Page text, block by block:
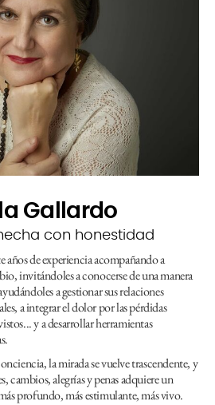
Gallardo
con honestidad
años de experiencia acompañando a
invitándoles a conocerse de una manera
a gestionar sus relaciones
a integrar el dolor por las pérdidas
y a desarrollar herramientas
la mirada se vuelve trascendente, y
cambios, alegrías y penas adquiere un
profundo, más estimulante, más vivo.